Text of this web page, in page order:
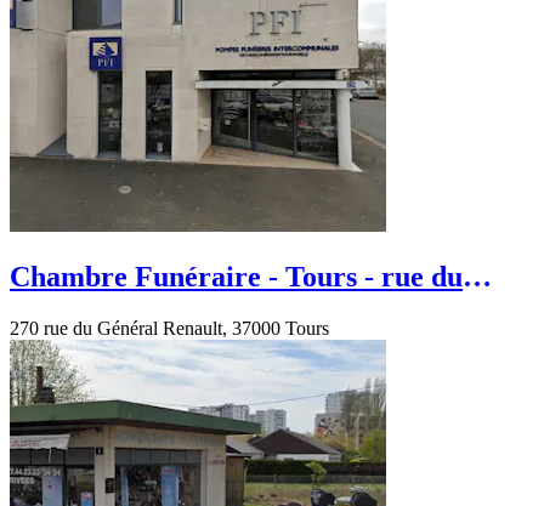
Chambre Funéraire - Tours - rue du
270 rue du Général Renault, 37000 Tours